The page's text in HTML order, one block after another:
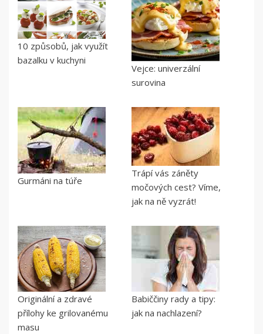
10 způsobů, jak využít
bazalku v kuchyni
Vejce: univerzální
surovina
Gurmáni na túře
Trápí vás záněty
močových cest? Víme,
jak na ně vyzrát!
Originální a zdravé
přílohy ke grilovanému
masu
Babiččiny rady a tipy:
jak na nachlazení?